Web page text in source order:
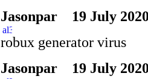
Jasonpar
19 July
robux generator virus
Jasonpar
19 July